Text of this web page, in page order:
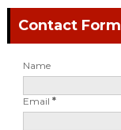
Contact Form
Name
Email *